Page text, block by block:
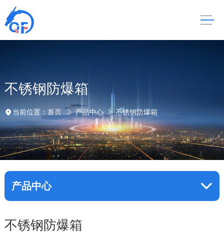
不锈钢防爆箱
当前位置： 首页 产品中心 不锈钢防爆箱
产品中心
不锈钢防爆箱